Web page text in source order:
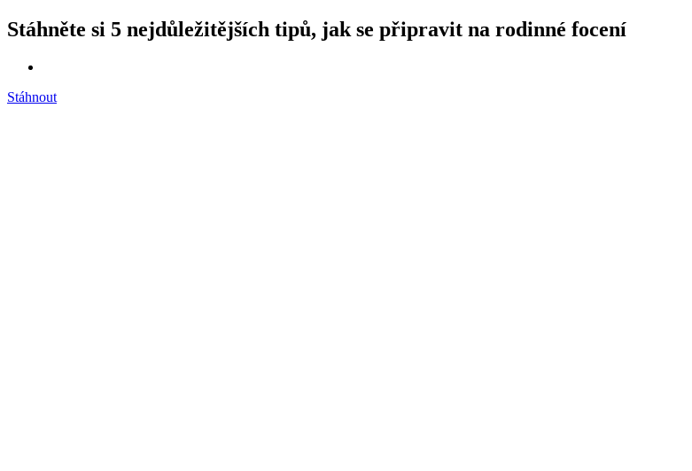
Stáhněte si 5 nejdůležitějších tipů, jak se připravit na rodinné focení
Stáhnout